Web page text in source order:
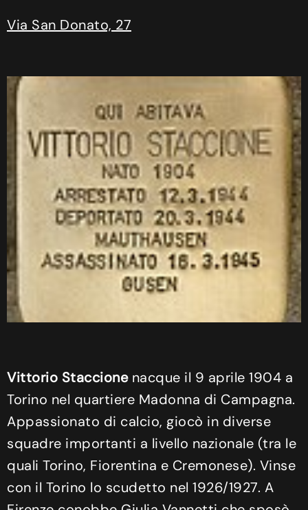
Via San Donato, 27
Vittorio Staccionenacque il 9 aprile 1904 a
Torino nel quartiere Madonna di Campagna.
Appassionato di calcio, giocò in diverse
squadre importanti a livello nazionale (tra le
quali Torino, Fiorentina e Cremonese). Vinse
con il Torino lo scudetto nel 1926/1927. A